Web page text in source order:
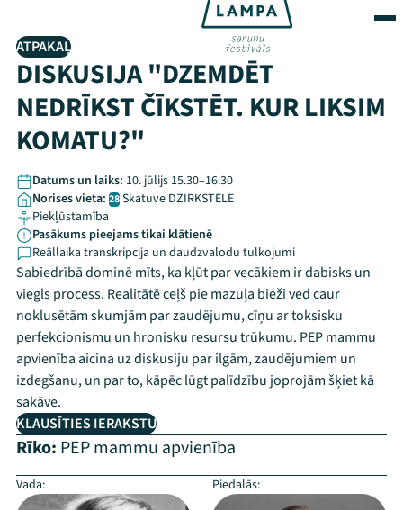
ATPAKAĻ
DISKUSIJA "DZEMDĒT
NEDRĪKST ČĪKSTĒT. KUR LIKSIM
KOMATU?"
Datums un laiks: 10. jūlijs 15.30–16.30
Norises vieta: 28Skatuve DZIRKSTELE
Piekļūstamība
Pasākums pieejams tikai klātienē
Reāllaika transkripcija un daudzvalodu tulkojumi
Sabiedrībā dominē mīts, ka kļūt par vecākiem ir dabisks un
viegls process. Realitātē ceļš pie mazuļa bieži ved caur
noklusētām skumjām par zaudējumu, cīņu ar toksisku
perfekcionismu un hronisku resursu trūkumu. PEP mammu
apvienība aicina uz diskusiju par ilgām, zaudējumiem un
izdegšanu, un par to, kāpēc lūgt palīdzību joprojām šķiet kā
sakāve.
KLAUSĪTIES IERAKSTU
Rīko: PEP mammu apvienība
Vada: Piedalās: